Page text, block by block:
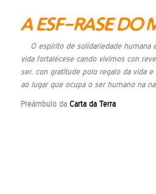
A ESF-RASE DO
O espírito de solidariedade humana
vida fortalécese cando vivimos con
ser, con gratitude polo regalo da vida
ao lugar que ocupa o ser humano na
Preámbulo da Carta da Terra